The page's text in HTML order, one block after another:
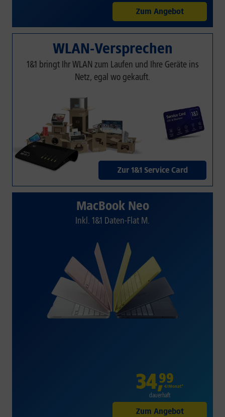
Zum Angebot
WLAN-Versprechen
1&1 bringt Ihr WLAN zum Laufen und Ihre Geräte ins
Netz, egal wo gekauft.
Zur 1&1 Service Card
MacBook Neo
Inkl. 1&1 Daten-Flat M.
34,99
€/Monat*
dauerhaft
Zum Angebot